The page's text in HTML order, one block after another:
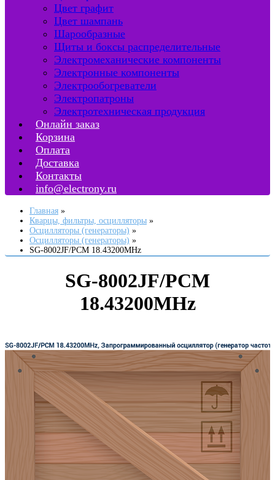
Цвет графит
Цвет шампань
Шарообразные
Щиты и боксы распределительные
Электромеханические компоненты
Электронные компоненты
Электрообогреватели
Электропатроны
Электротехническая продукция
Онлайн заказ
Корзина
Оплата
Доставка
Контакты
info@electrony.ru
Главная
Кварцы, фильтры, осцилляторы
Осцилляторы (генераторы)
Осцилляторы (генераторы)
SG-8002JF/PCM 18.43200MHz
SG-8002JF/PCM
18.43200MHz